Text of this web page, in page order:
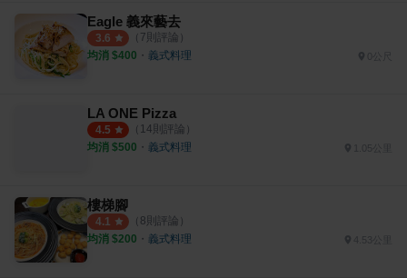
Eagle 義來藝去
3.6 （ 7則評論）
均消 $400 ・ 義式料理
LA ONE Pizza
4.5 （ 14則評論）
均消 $500 ・ 義式料理 1.05公里
樓梯腳
4.1 （ 8則評論）
均消 $200 ・ 義式料理 4.53公里